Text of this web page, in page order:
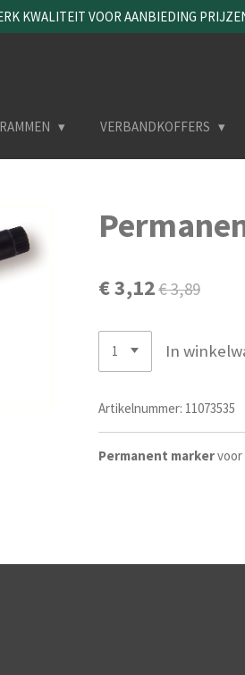
KWALITEIT VOOR AANBIEDING
VERBANDKOFFERS
€ 3,12€ 3,89
In
Artikelnummer: 11073535
Permanent marker